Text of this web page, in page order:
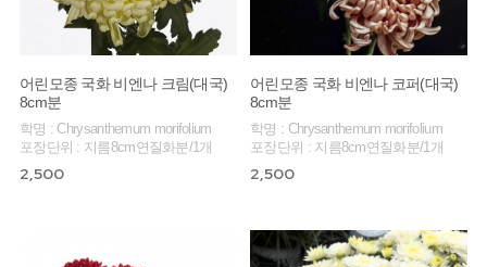
어린모종 국화 비엔나 크림(대국)
8cm분
학명 : Chrysanthemum morifolium
포장단위 : 지름8cm연질화분/1개
2,500
어린모종 국화 비엔나 코퍼(대국)
8cm분
학명 : Chrysanthemum morifolium
포장단위 : 지름8cm연질화분/1개
2,500